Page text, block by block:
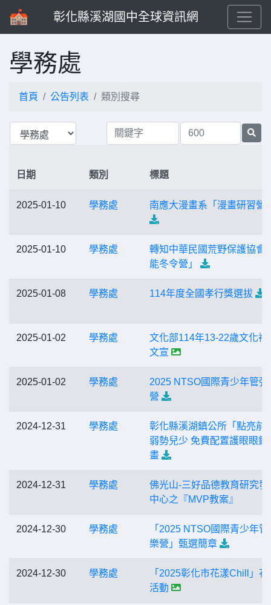
彰化縣溪湖國中全球資訊網
學務處
首頁 公告列表 類別搜尋
日期 類別 標題
2025-01-10 學務處 南應大漫畫系「漫畫研習營
2025-01-10 學務處
轉知中華民國荒野保護協會
能冬令營」
2025-01-08 學務處 114年度全國孝行獎選拔
2025-01-02 學務處
文化部114年13-22歲文化禮
文宣
2025-01-02 學務處
2025 NTSO國際青少年管弦
營
2024-12-31 學務處
彰化縣溪湖鎮公所「點亮前
弱勢兒少 免費配置護眼眼鏡
畫
2024-12-31 學務處
佛光山-三好品德教育研究發
中心之『MVP教案』
2024-12-30 學務處
「2025 NTSO國際青少年管
樂營」甄選簡章
2024-12-30 學務處
「2025彰化市花漾Chill」花
活動